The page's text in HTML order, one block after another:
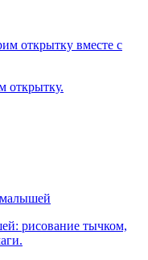
открытку вместе с
открытку.
рисование тычком,